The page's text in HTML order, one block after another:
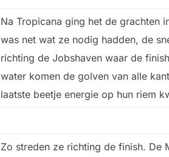
Na Tropicana ging het de grachten
was net wat ze nodig hadden, de
richting de Jobshaven waar de
water komen de golven van alle
laatste beetje energie op hun riem
Zo streden ze richting de finish. De